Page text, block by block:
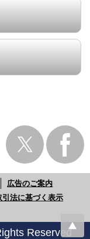
広告のご案内
引法に基づく表示
Reserved